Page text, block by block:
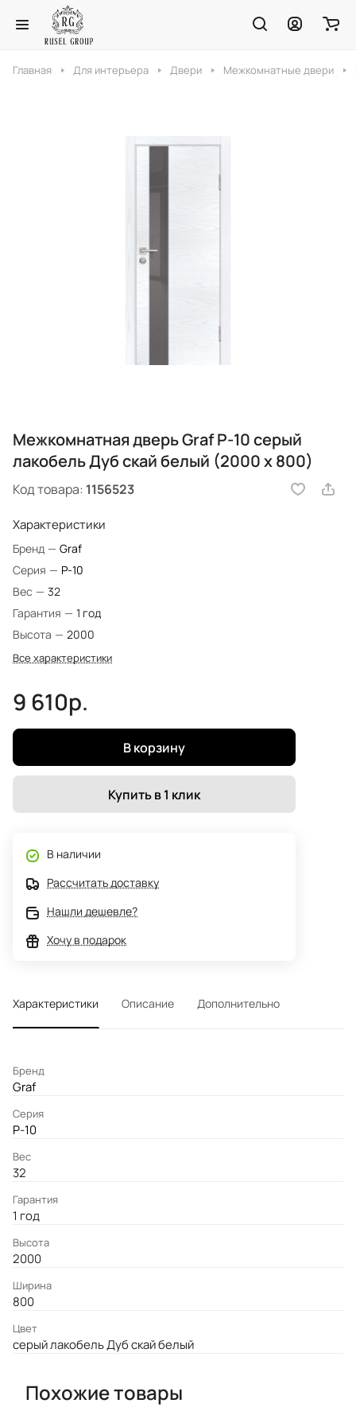
Главная Для интерьера Двери Межкомнатные двери
Межкомнатная дверь Graf P-10 серый
лакобель Дуб скай белый (2000 х 800)
Код товара: 1156523
Характеристики
Бренд — Graf
Серия — P-10
Вес — 32
Гарантия — 1 год
Высота — 2000
Все характеристики
9 610р.
В корзину
Купить в 1 клик
В наличии
Рассчитать доставку
Нашли дешевле?
Хочу в подарок
Характеристики Описание Дополнительно
Бренд
Graf
Серия
P-10
Вес
32
Гарантия
1 год
Высота
2000
Ширина
800
Цвет
серый лакобель Дуб скай белый
Похожие товары